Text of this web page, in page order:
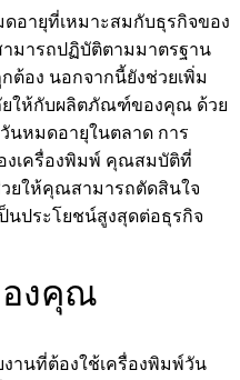
ยุที่เหมาะสมกับธุรกิจของ
มารถปฏิบัติตามมาตรฐาน
ต้อง นอกจากนี้ยังช่วยเพิ่ม
ยให้กับผลิตภัณฑ์ของคุณ ด้วย
นหมดอายุในตลาด การ
งเครื่องพิมพ์ คุณสมบัติที่
ยให้คุณสามารถตัดสินใจ
นประโยชน์สูงสุดต่อธุรกิจ
องคุณ
านที่ต้องใช้เครื่องพิมพ์วัน